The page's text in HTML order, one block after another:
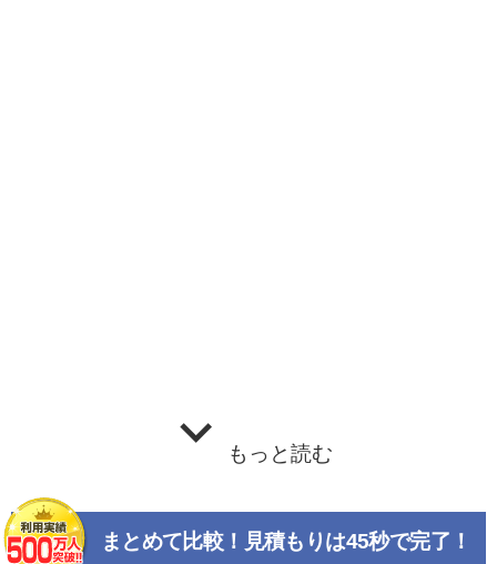
もっと読む
まとめて比較！見積もりは45秒で完了！